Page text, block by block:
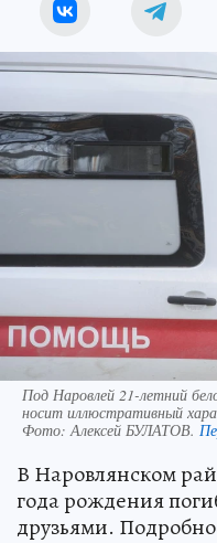
Под Наровлей 21-летний
носит иллюстративный
Фото: Алексей БУЛАТОВ.
В Наровлянском
года рождения
друзьями.